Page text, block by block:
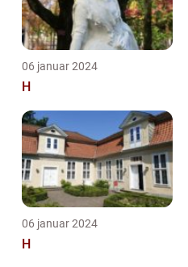
06 januar 2024
H
06 januar 2024
H